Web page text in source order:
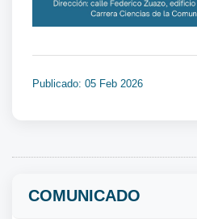
Publicado: 05 Feb 2026
COMUNICADO